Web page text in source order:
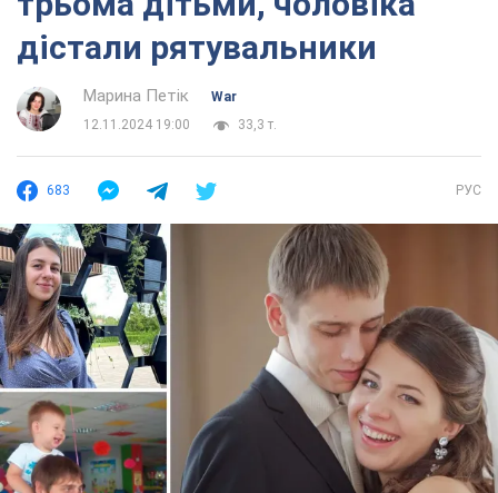
дістали рятувальники
Марина Петік
War
12.11.2024 19:00
33,3 т.
683 РУС